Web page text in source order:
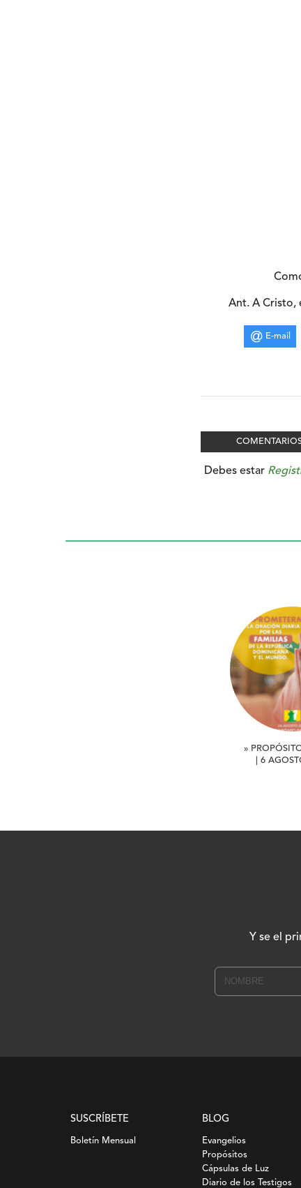
Ant. A Cristo,
E-mail
Debes estar
»
| 6
Y se el
SUSCRÍBETE
Boletín Mensual
BLOG
Evangelios
Propósitos
Cápsulas de Luz
Diario de los Testigos